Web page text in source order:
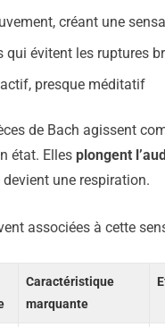
créant une
évitent les ruptures
presque méditatif
de Bach agissent
état. Elles plongent
une respiration.
associées à cette
Caractéristique
marquante